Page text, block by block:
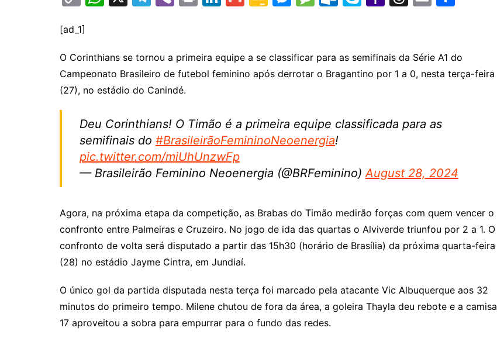
p
y
Li
n
s
A
p
gr
a
m
e
dI
l
gl
e
s
sr
o
o
s
e
er
s
a
o
k.
m
p
e
o
o
l
a
d
l
e
[ad_1]
O Corinthians se tornou a primeira equipe a se classificar para as semifinais da Série A1 do
Campeonato Brasileiro de futebol feminino após derrotar o Bragantino por 1 a 0, nesta terça-feira
(27), no estádio do Canindé.
Deu Corinthians! O Timão é a primeira equipe classificada para as
semifinais do #BrasileirãoFemininoNeoenergia!
pic.twitter.com/miUhUnzwFp
— Brasileirão Feminino Neoenergia (@BRFeminino)August 28, 2024
Agora, na próxima etapa da competição, as Brabas do Timão medirão forças com quem vencer o
confronto entre Palmeiras e Cruzeiro. No jogo de ida das quartas o Alviverde triunfou por 2 a 1. O
confronto de volta será disputado a partir das 15h30 (horário de Brasília) da próxima quarta-feira
(28) no estádio Jayme Cintra, em Jundiaí.
O único gol da partida disputada nesta terça foi marcado pela atacante Vic Albuquerque aos 32
minutos do primeiro tempo. Milene chutou de fora da área, a goleira Thayla deu rebote e a camisa
17 aproveitou a sobra para empurrar para o fundo das redes.